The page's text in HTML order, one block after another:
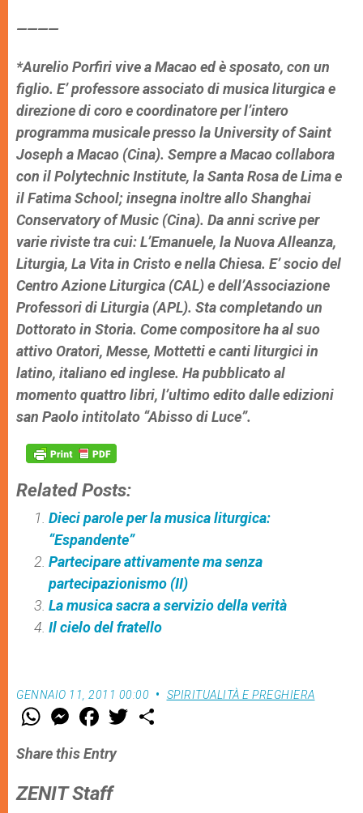
————
*Aurelio Porfiri vive a Macao ed è sposato, con un
figlio. E’ professore associato di musica liturgica e
direzione di coro e coordinatore per l’intero
programma musicale presso la University of Saint
Joseph a Macao (Cina). Sempre a Macao collabora
con il Polytechnic Institute, la Santa Rosa de Lima e
il Fatima School; insegna inoltre allo Shanghai
Conservatory of Music (Cina). Da anni scrive per
varie riviste tra cui:L’Emanuele, la Nuova Alleanza,
Liturgia, La Vita in Cristo e nella Chiesa. E’ socio del
Centro Azione Liturgica (CAL) e dell’Associazione
Professori di Liturgia (APL). Sta completando un
Dottorato in Storia. Come compositore ha al suo
attivo Oratori, Messe, Mottetti e canti liturgici in
latino, italiano ed inglese. Ha pubblicato al
momento quattro libri, l’ultimo edito dalle edizioni
san Paolo intitolato “Abisso di Luce”.
Related Posts:
Dieci parole per la musica liturgica:
“Espandente”
Partecipare attivamente ma senza
partecipazionismo (II)
La musica sacra a servizio della verità
Il cielo del fratello
GENNAIO 11, 2011 00:00 SPIRITUALITÀ E PREGHIERA
W
h
t
s
p
p
M
e
s
e
g
e
F
a
e
b
o
k
w
Share this Entry
ZENIT Staff